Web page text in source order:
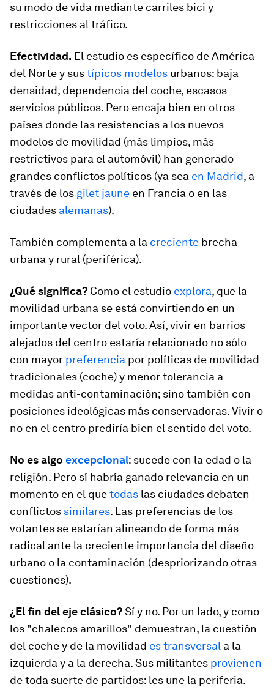
su modo de vida mediante carriles bici y
restricciones al tráfico.
Efectividad. El estudio es específico de América
del Norte y sustípicos modelos urbanos: baja
densidad, dependencia del coche, escasos
servicios públicos. Pero encaja bien en otros
países donde las resistencias a los nuevos
modelos de movilidad (más limpios, más
restrictivos para el automóvil) han generado
grandes conflictos políticos (ya sea en Madrid, a
través de los gilet jaune en Francia o en las
ciudades alemanas).
También complementa a la creciente brecha
urbana y rural (periférica).
¿Qué significa? Como el estudio explora, que la
movilidad urbana se está convirtiendo en un
importante vector del voto. Así, vivir en barrios
alejados del centro estaría relacionado no sólo
con mayor preferencia por políticas de movilidad
tradicionales (coche) y menor tolerancia a
medidas anti-contaminación; sino también con
posiciones ideológicas más conservadoras. Vivir o
no en el centro prediría bien el sentido del voto.
No es algo excepcional: sucede con la edad o la
religión. Pero sí habría ganado relevancia en un
momento en el quetodas las ciudades debaten
conflictos similares. Las preferencias de los
votantes se estarían alineando de forma más
radical ante la creciente importancia del diseño
urbano o la contaminación (despriorizando otras
cuestiones).
¿El fin del eje clásico?Sí y no. Por un lado, y como
los "chalecos amarillos" demuestran, la cuestión
del coche y de la movilidad es transversal a la
izquierda y a la derecha. Sus militantes provienen
de toda suerte de partidos: les une la periferia.